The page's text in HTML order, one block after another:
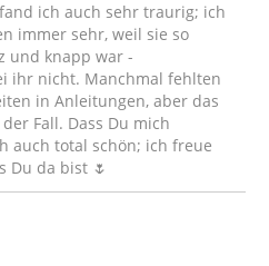
ich auch sehr traurig; ich
immer sehr, weil sie so
und knapp war -
ihr nicht. Manchmal fehlten
in Anleitungen, aber das
Fall. Dass Du mich
auch total schön; ich freue
Du da bist 🌷